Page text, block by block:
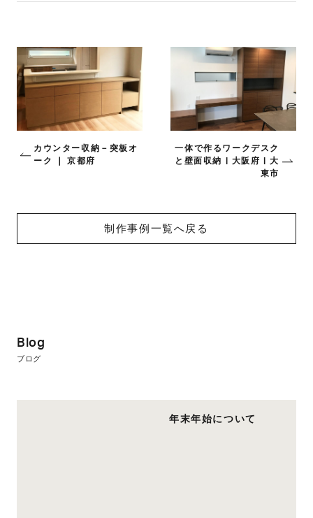
カウンター収納－突板オ
ーク ❘ 京都府
一体で作るワークデスク
と壁面収納 | 大阪府 | 大
東市
制作事例一覧へ戻る
Blog
ブログ
年末年始について